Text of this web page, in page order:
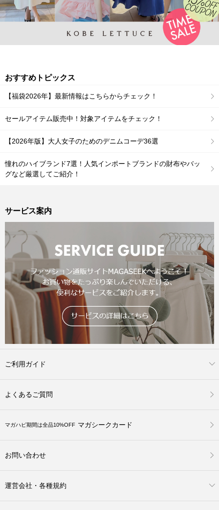
おすすめトピックス
【福袋2026年】最新情報はこちらからチェック！
セールアイテム販売中！対象アイテムをチェック！
【2026年版】大人女子のためのデニムコーデ36選
憧れのハイブランド7選！人気インポートブランドの財布やバッ
グなど厳選してご紹介！
サービス案内
ご利用ガイド
よくあるご質問
マガハピ期間は全品10%OFF マガシークカード
お問い合わせ
運営会社・各種規約